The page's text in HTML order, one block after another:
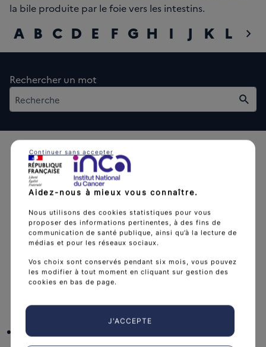
la bile produite par le foie vers les intestins.
chevron_right
A B C D E F G H I J K L M
Rechercher un mot
L'Institut national du cancer est l’agence d'expertise
sanitaire et scientifique en cancérologie de l’État.
Découvrir l’Institut
arrow_forward
Nous suivre
Aidez-nous à mieux vous connaître.
Nous utilisons des cookies statistiques pour vous
proposer des informations pertinentes, à des fins de
communication de santé publique, ainsi qu’à la lecture de
médias et pour les réseaux sociaux.
Vos choix sont conservés pendant six mois, vous pouvez
les modifier à tout moment en cliquant sur gestion des
cookies en bas de page.
J'ACCEPTE
Continuer sans accepter